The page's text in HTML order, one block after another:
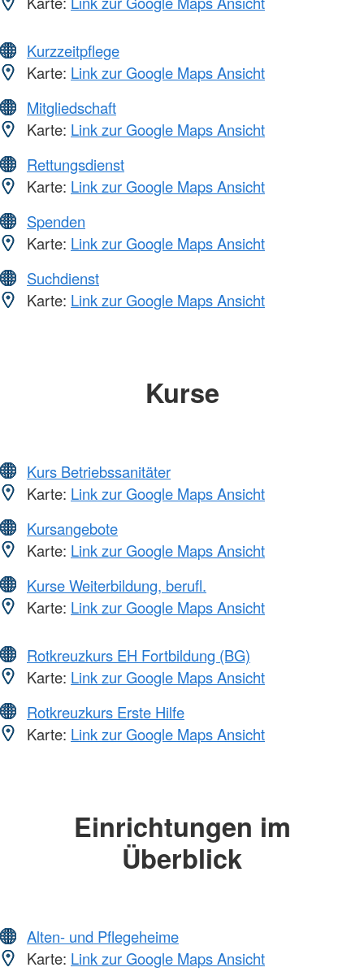
Kurzzeitpflege
Karte: Link zur Google Maps Ansicht
Mitgliedschaft
Karte: Link zur Google Maps Ansicht
Rettungsdienst
Karte: Link zur Google Maps Ansicht
Spenden
Karte: Link zur Google Maps Ansicht
Suchdienst
Karte: Link zur Google Maps Ansicht
Kurse
Kurs Betriebssanitäter
Karte: Link zur Google Maps Ansicht
Kursangebote
Karte: Link zur Google Maps Ansicht
Kurse Weiterbildung, berufl.
Karte: Link zur Google Maps Ansicht
Rotkreuzkurs EH Fortbildung (BG)
Karte: Link zur Google Maps Ansicht
Rotkreuzkurs Erste Hilfe
Karte: Link zur Google Maps Ansicht
Einrichtungen im
Überblick
Alten- und Pflegeheime
Karte: Link zur Google Maps Ansicht